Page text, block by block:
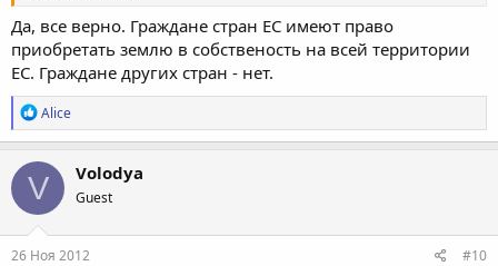
Да, все верно. Граждане стран ЕС имеют право
приобретать землю в собственость на всей территории
ЕС. Граждане других стран - нет.
Р
е
а
к
ц
и
и
:
Alice
V Volodya
Guest
26 Ноя 2012 #10